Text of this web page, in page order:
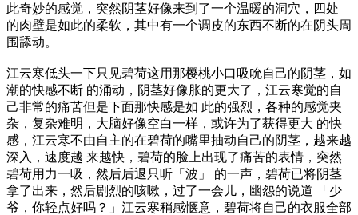
此奇妙的感觉，突然阴茎好像来到了一个温暖的洞穴，四处
的肉壁是如此的柔软，其中有一个调皮的东西不断的在阴头周
围舔动。
江云寒低头一下只见碧荷这用那樱桃小口吸吮自己的阴茎，如
潮的快感不断 的涌动，阴茎好像胀的更大了，江云寒觉的自
己非常的痛苦但是下面那快感是如 此的强烈，各种的感觉夹
杂，复杂难明，大脑好像空白一样，或许为了获得更大 的快
感，江云寒不由自主的在碧荷的嘴里抽动自己的阴茎，越来越
深入，速度越 来越快，碧荷的脸上出现了痛苦的表情，突然
碧荷用力一吸，然后后退只听「波」 的一声，碧荷已将阴茎
拿了出来，然后剧烈的咳嗽，过了一会儿，幽怨的说道 「少
爷，你轻点好吗？」江云寒稍感惬意，碧荷将自己的衣服全部